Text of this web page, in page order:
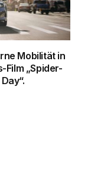
Mobilität in
Film „Spider-